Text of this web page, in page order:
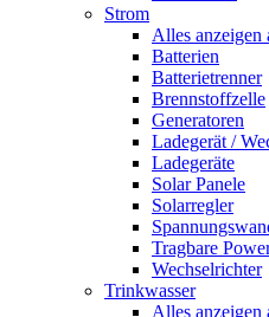
Strom
Alles anzeigen
Batterien
Batterietrenner
Brennstoffzelle
Generatoren
Ladegerät /
Ladegeräte
Solar Panele
Solarregler
Tragbare
Wechselrichter
Trinkwasser
Alles anzeigen